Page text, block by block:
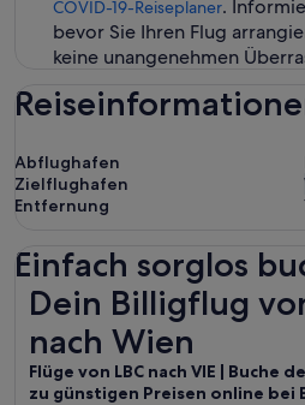
COVID-19-Reiseplaner.
bevor Sie Ihren Flug
keine unangenehmen
Abflughafen
Zielflughafen
Entfernung
Einfach sorglos
Dein Billigflug
nach Wien
Flüge von LBC nach VIE | Buche
zu günstigen Preisen online bei
Dein Billigflug von Lübeck